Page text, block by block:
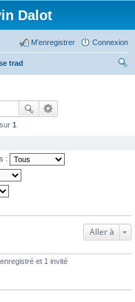
Dalot
Connexion
M’enregistrer
trad
sur 1
:
Aller à
et 1 invité